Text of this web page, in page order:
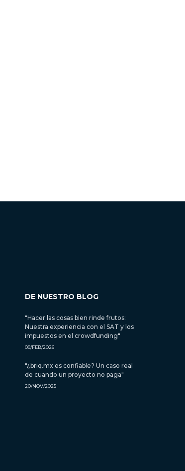
DE NUESTRO BLOG
"Hacer las cosas bien rinde frutos:
Nuestra experiencia con el SAT y los
impuestos en el crowdfunding"
09/FEB/2026
"¿briq.mx es confiable? Un caso real
de cuando un proyecto no paga"
20/NOV/2025